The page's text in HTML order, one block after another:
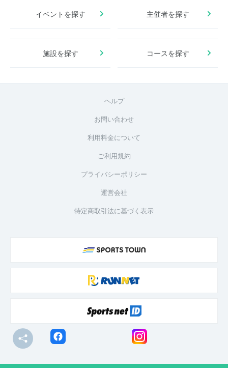
イベントを探す 主催者を探す
施設を探す コースを探す
ヘルプ
お問い合わせ
利用料金について
ご利用規約
プライバシーポリシー
運営会社
特定商取引法に基づく表示